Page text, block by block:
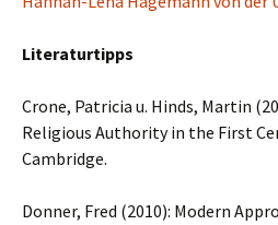
Literaturtipps
Crone, Patricia u. Hinds, Martin
Religious Authority in the First
Cambridge.
Donner, Fred (2010): Modern